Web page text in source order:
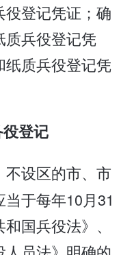
登记凭证；确
质兵役登记凭
质兵役登记凭
登记
不设区的市、市
于每年10月31
国兵役法》、